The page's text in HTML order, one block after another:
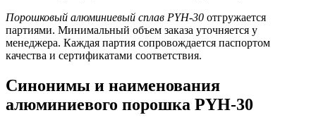
Порошковый алюминиевый сплав PYH-30 отгружается
партиями. Минимальный объем заказа уточняется у
менеджера. Каждая партия сопровождается паспортом
качества и сертификатами соответствия.
Синонимы и наименования
алюминиевого порошка PYH-30